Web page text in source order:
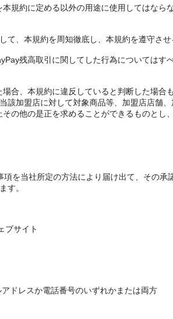
規約に定める以外の用途に使用してはなら
、本規約を周知徹底し、本規約を遵守させ
残高取引に関してした行為についてはす
合、本規約に違反していると判断した場合
加盟店に対して対象商品等、加盟店店舗
の他の是正を求めることができるものとし
を当社所定の方法により届け出て、その承
す。
ブサイト
ドレスか電話番号のいずれかまたは両方